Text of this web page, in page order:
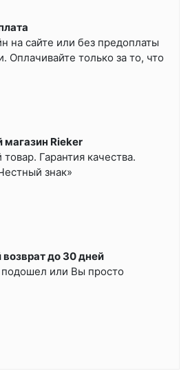
на сайте или без предоплаты
Оплачивайте только за то, что
Rieker
Гарантия качества.
знак»
до 30 дней
подошел или Вы просто